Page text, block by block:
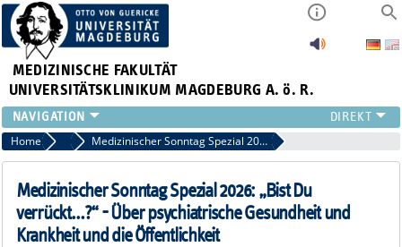
MEDIZINISCHE FAKULTÄT
UNIVERSITÄTSKLINIKUM MAGDEBURG A. ö. R.
INSTITUTE
KLINIKEN
ZENTRALE EINRICHTUNGEN
FORSCHUNG
PRESSE
Home Pressemitteilungen Medizinischer Sonntag Spezial 2026: „Bist Du verrückt…?“ - Über psychiatrische Gesundheit und Krankheit und die Öffentlichkeit
Medizinischer Sonntag Spezial 2026: „Bist Du
verrückt…?“ - Über psychiatrische Gesundheit und
Krankheit und die Öffentlichkeit